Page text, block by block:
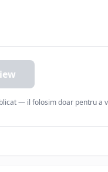
— il folosim doar pentru a